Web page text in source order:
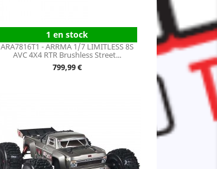
1 en stock
ARA7816T1 - ARRMA 1/7 LIMITLESS 8S
AVC 4X4 RTR Brushless Street...
Prix
799,99 €